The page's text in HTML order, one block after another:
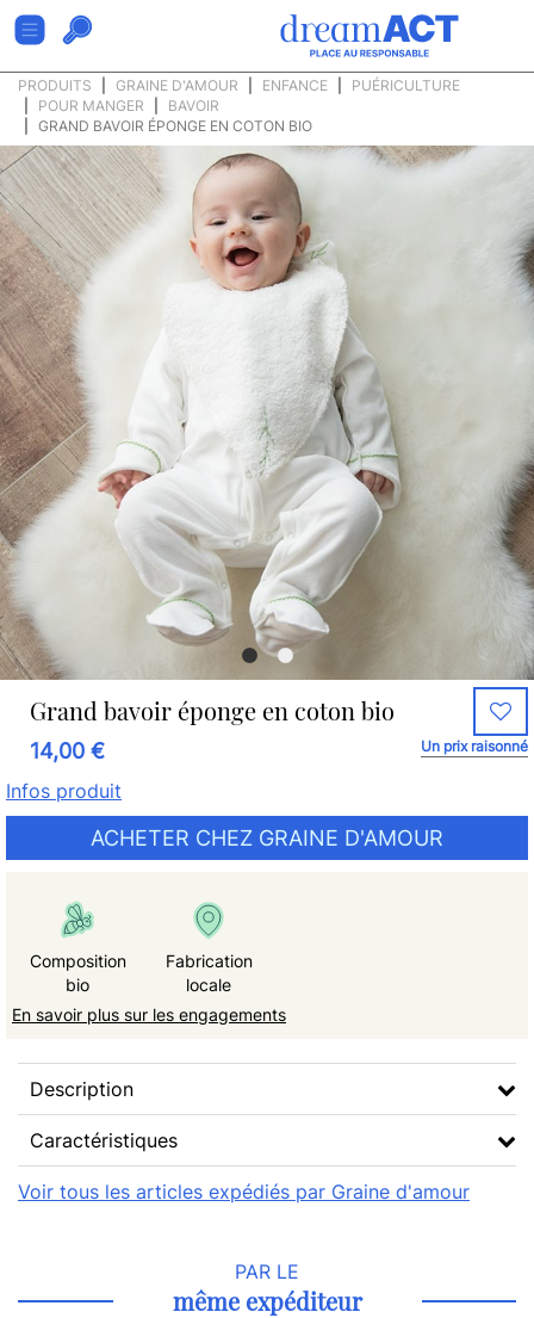
PRODUITS GRAINE D'AMOUR ENFANCE
PUÉRICULTURE
POUR MANGER
BAVOIR
GRAND BAVOIR ÉPONGE EN COTON BIO
Grand bavoir éponge en coton bio
14,00 € Un prix raisonné
Infos produit
ACHETER CHEZ GRAINE D'AMOUR
Composition
bio
Fabrication
locale
En savoir plus sur les engagements
Description
Caractéristiques
Voir tous les articles expédiés par Graine d'amour
PAR LE
même expéditeur